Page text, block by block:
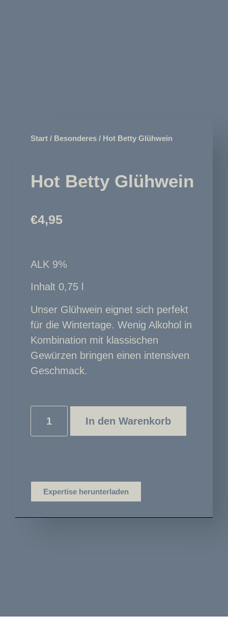
Start / Besonderes / Hot Betty Glühwein
Hot Betty Glühwein
€4,95
ALK 9%
Inhalt 0,75 l
Unser Glühwein eignet sich perfekt
für die Wintertage. Wenig Alkohol in
Kombination mit klassischen
Gewürzen bringen einen intensiven
Geschmack.
In den Warenkorb
Expertise herunterladen